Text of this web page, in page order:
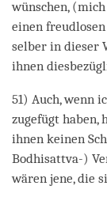
wünschen,
einen
selber in dieser
ihnen
51) Auch, wenn
zugefügt haben,
ihnen keinen
Bodhisattva-)
wären jene, die